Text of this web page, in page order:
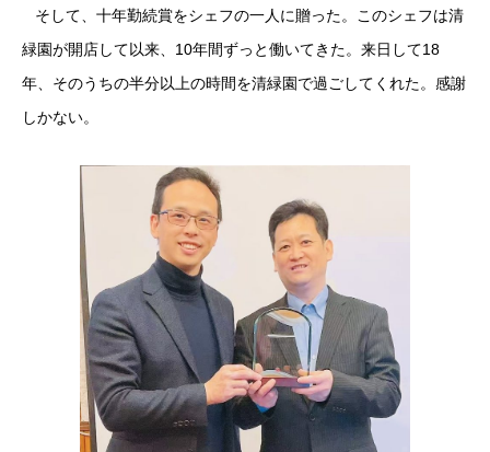
そして、十年勤続賞をシェフの一人に贈った。このシェフは清
緑園が開店して以来、10年間ずっと働いてきた。来日して18
年、そのうちの半分以上の時間を清緑園で過ごしてくれた。感謝
しかない。